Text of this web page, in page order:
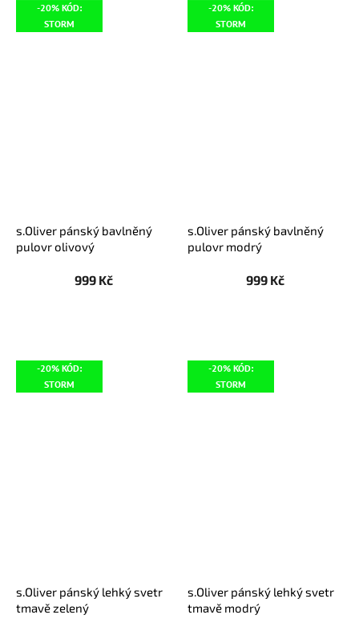
-20% KÓD:
STORM
s.Oliver pánský bavlněný
pulovr olivový
999 Kč
-20% KÓD:
STORM
s.Oliver pánský bavlněný
pulovr modrý
999 Kč
-20% KÓD:
STORM
s.Oliver pánský lehký svetr
tmavě zelený
-20% KÓD:
STORM
s.Oliver pánský lehký svetr
tmavě modrý